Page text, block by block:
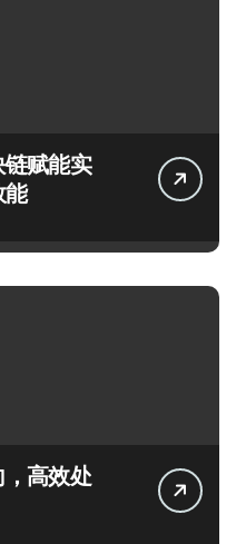
赋能实
能
高效处